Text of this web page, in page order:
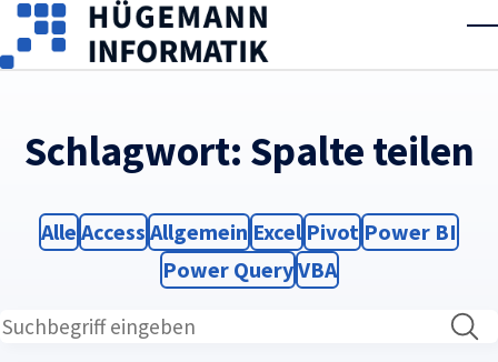
Skip to main content
Schlagwort: Spalte teilen
Filter
Alle Filter
Access Filter
Allgemein Filter
Excel Filter
Pivot Filter
Power BI
Filter
Power QueryFilter
VBA